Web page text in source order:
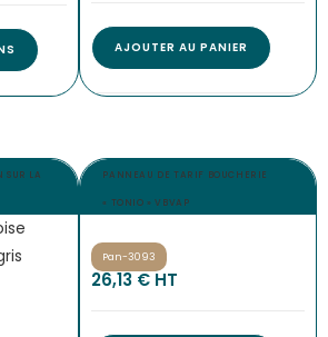
AJOUTER AU PANIER
SUR LA PANNEAU DE TARIF BOUCHERIE
« TONIO » VBVAP
Pan-3093
26,13 € HT